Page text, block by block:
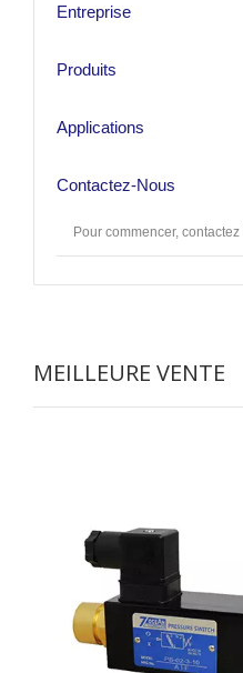
Entreprise
Produits
Applications
Contactez-Nous
Pour commencer,
MEILLEURE VENTE